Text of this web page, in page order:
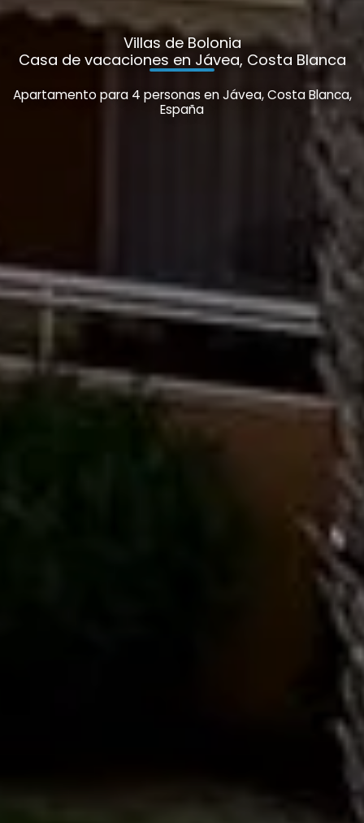
Villas de Bolonia
Casa de vacaciones en Jávea, Costa Blanca
Apartamento para 4 personas en Jávea, Costa Blanca,
España